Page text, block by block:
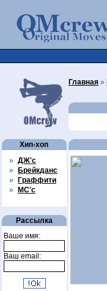
Хип-хоп
» ДЖ'с
»
Брейкданс
»
Граффити
»
МС'с
Рассылка
Ваше имя:
Ваш email:
Главная »